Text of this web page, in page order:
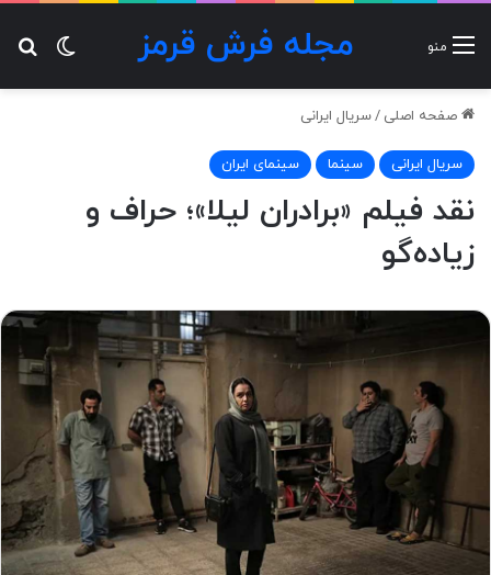
مجله فرش قرمز منو
صفحه اصلی /سریال ایرانی
سریال ایرانی سینما سینمای ایران
نقد فیلم «برادران لیلا»؛ حراف و
زیاده‌گو